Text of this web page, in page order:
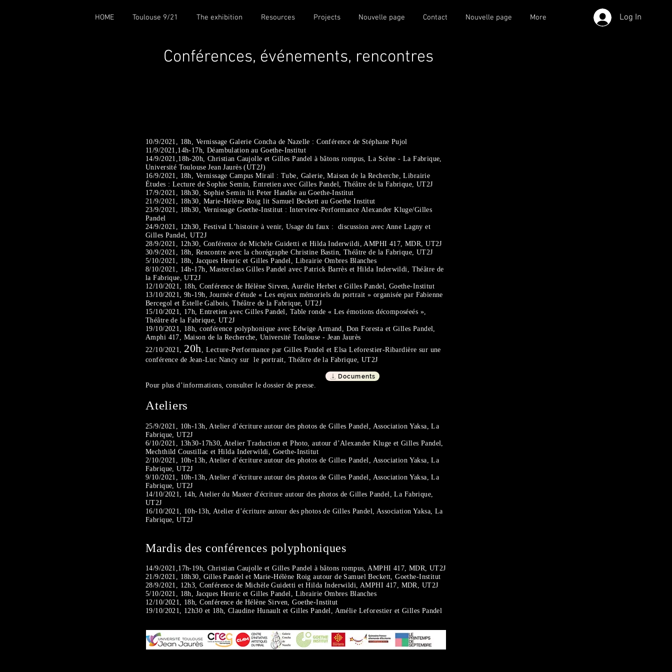
HOME Toulouse 9/21 The exhibition Resources Projects Nouvelle page Contact Nouvelle page More Log In
Conférences, événements, rencontres
10/9/2021, 18h, Vernissage Galerie Concha de Nazelle : Conférence de Stéphane Pujol
11/9/2021,14h-17h, Déambulation au Goethe-Institut
14/9/2021,18h-20h, Christian Caujolle et Gilles Pandel à bâtons rompus, La Scène - La Fabrique,
Université Toulouse Jean Jaurès (UT2J)
16/9/2021, 18h, Vernissage Campus Mirail : Tube, Galerie, Maison de la Recherche, Librairie
Études : Lecture de Sophie Semin, Entretien avec Gilles Pandel, Théâtre de la Fabrique, UT2J
17/9/2021, 18h30, Sophie Semin lit Peter Handke au Goethe-Institut
21/9/2021, 18h30, Marie-Hélène Roig lit Samuel Beckett au Goethe Institut
23/9/2021, 18h30, Vernissage Goethe-Institut : Interview-Performance Alexander Kluge/Gilles
Pandel
24/9/2021, 12h30, Festival L’histoire à venir, Usage du faux : discussion avec Anne Lagny et
Gilles Pandel, UT2J
28/9/2021, 12h30, Conférence de Michèle Guidetti et Hilda Inderwildi, AMPHI 417, MDR, UT2J
30/9/2021, 18h, Rencontre avec la chorégraphe Christine Bastin, Théâtre de la Fabrique, UT2J
5/10/2021, 18h, Jacques Henric et Gilles Pandel, Librairie Ombres Blanches
8/10/2021, 14h-17h, Masterclass Gilles Pandel avec Patrick Barrès et Hilda Inderwildi, Théâtre de
la Fabrique, UT2J
12/10/2021, 18h, Conférence de Hélène Sirven, Aurélie Herbet e Gilles Pandel, Goethe-Institut
13/10/2021, 9h-19h, Journée d'étude « Les enjeux mémoriels du portrait » organisée par Fabienne
Bercegol et Estelle Galbois, Théâtre de la Fabrique, UT2J
15/10/2021, 17h, Entretien avec Gilles Pandel, Table ronde « Les émotions décomposéeés »,
Théâtre de la Fabrique, UT2J
19/10/2021, 18h, conférence polyphonique avec Edwige Armand, Don Foresta et Gilles Pandel,
Amphi 417, Maison de la Recherche, Université Toulouse - Jean Jaurès
22/10/2021, 20h, Lecture-Performance par Gilles Pandel et Elsa Leforestier-Ribardière sur une
conférence de Jean-Luc Nancy sur le portrait, Théâtre de la Fabrique, UT2J
Pour plus d’informations, consulter le dossier de presse.
Ateliers
25/9/2021, 10h-13h, Atelier d’écriture autour des photos de Gilles Pandel, Association Yaksa, La
Fabrique, UT2J
6/10/2021, 13h30-17h30, Atelier Traduction et Photo, autour d’Alexander Kluge et Gilles Pandel,
Mechthild Coustillac et Hilda Inderwildi, Goethe-Institut
2/10/2021, 10h-13h, Atelier d’écriture autour des photos de Gilles Pandel, Association Yaksa, La
Fabrique, UT2J
9/10/2021, 10h-13h, Atelier d’écriture autour des photos de Gilles Pandel, Association Yaksa, La
Fabrique, UT2J
14/10/2021, 14h, Atelier du Master d'écriture autour des photos de Gilles Pandel, La Fabrique,
UT2J
16/10/2021, 10h-13h, Atelier d’écriture autour des photos de Gilles Pandel, Association Yaksa, La
Fabrique, UT2J
Mardis des conférences polyphoniques
14/9/2021,17h-19h, Christian Caujolle et Gilles Pandel à bâtons rompus, AMPHI 417, MDR, UT2J
21/9/2021, 18h30, Gilles Pandel et Marie-Hélène Roig autour de Samuel Beckett, Goethe-Institut
28/9/2021, 12h3, Conférence de Michèle Guidetti et Hilda Inderwildi, AMPHI 417, MDR, UT2J
5/10/2021, 18h, Jacques Henric et Gilles Pandel, Librairie Ombres Blanches
12/10/2021, 18h, Conférence de Hélène Sirven, Goethe-Institut
19/10/2021, 12h30 et 18h, Claudine Hunault et Gilles Pandel, Amélie Leforestier et Gilles Pandel
Documents